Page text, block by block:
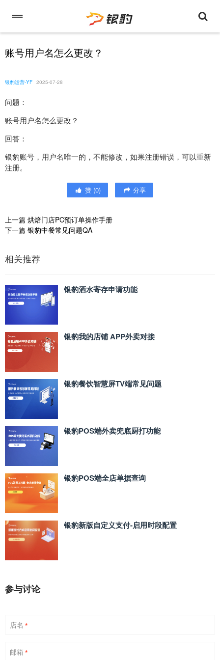
账号用户名怎么更改？
银豹运营-YF 2025-07-28
问题：
账号用户名怎么更改？
回答：
银豹账号，用户名唯一的，不能修改，如果注册错误，可以重新
注册。
赞 (0) 分享
上一篇 烘焙门店PC预订单操作手册
下一篇 银豹中餐常见问题QA
相关推荐
银豹酒水寄存申请功能
银豹我的店铺 APP外卖对接
银豹餐饮智慧屏TV端常见问题
银豹POS端外卖兜底厨打功能
银豹POS端全店单据查询
银豹新版自定义支付‑启用时段配置
参与讨论
店名 *
邮箱 *